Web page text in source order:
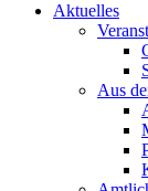
Aktuelles
Aus